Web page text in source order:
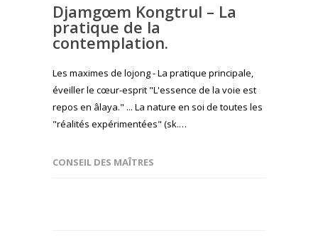
Djamgœm Kongtrul – La
pratique de la
contemplation.
Les maximes de lojong - La pratique principale,
éveiller le cœur-esprit "L'essence de la voie est
repos en âlaya." ... La nature en soi de toutes les
"réalités expérimentées" (sk.…
CONSEIL DES MAÎTRES